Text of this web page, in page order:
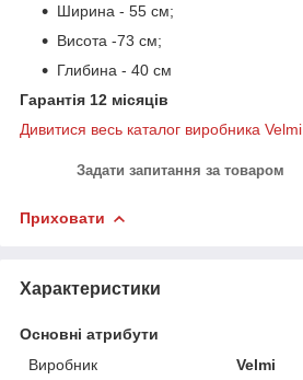
Ширина - 55 см;
Висота -73 см;
Глибина - 40 см
Гарантія 12 місяців
Дивитися весь каталог виробника Velmi
Задати запитання за товаром
Приховати
Характеристики
Основні атрибути
Виробник
Velmi